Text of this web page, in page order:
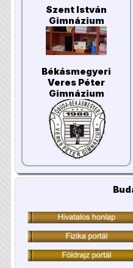
Szent István
Gimnázium
Békásmegyeri
Veres Péter
Gimnázium